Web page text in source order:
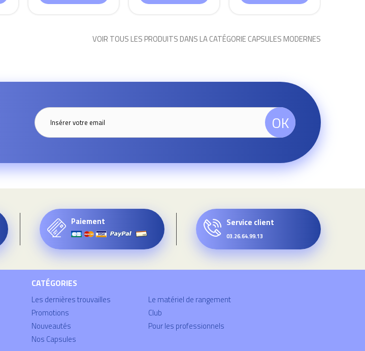
VOIR TOUS LES PRODUITS DANS LA CATÉGORIE CAPSULES MODERNES
OK
Paiement Service client
03.26.64.99.13
CATÉGORIES
Les dernières trouvailles
Promotions
Nouveautés
Nos Capsules
Le matériel de rangement
Club
Pour les professionnels